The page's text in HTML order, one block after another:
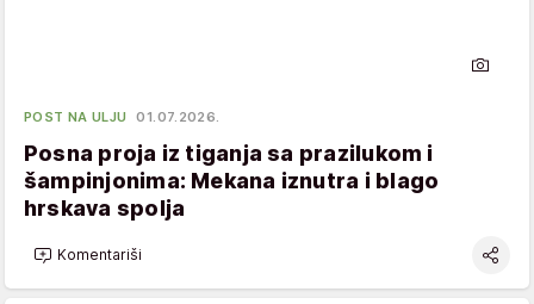
POST NA ULJU 01.07.2026.
Posna proja iz tiganja sa prazilukom i
šampinjonima: Mekana iznutra i blago
hrskava spolja
Komentariši